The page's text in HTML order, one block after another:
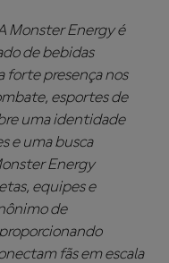
Monster Energy é
de bebidas
forte presença nos
esportes de
uma identidade
e uma busca
Energy
equipes e
de
fãs em escala